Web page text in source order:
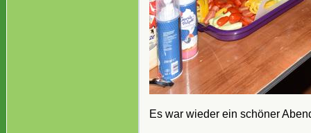
Es war wieder ein schöner